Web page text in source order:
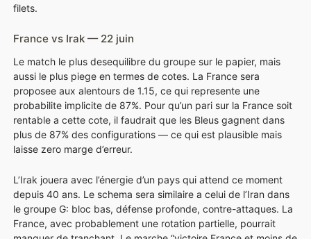
filets.
France vs Irak — 22 juin
Le match le plus desequilibre du groupe sur le papier, mais
aussi le plus piege en termes de cotes. La France sera
proposee aux alentours de 1.15, ce qui represente une
probabilite implicite de 87%. Pour qu’un pari sur la France soit
rentable a cette cote, il faudrait que les Bleus gagnent dans
plus de 87% des configurations — ce qui est plausible mais
laisse zero marge d’erreur.
L’Irak jouera avec l’énergie d’un pays qui attend ce moment
depuis 40 ans. Le schema sera similaire a celui de l’Iran dans
le groupe G: bloc bas, défense profonde, contre-attaques. La
France, avec probablement une rotation partielle, pourrait